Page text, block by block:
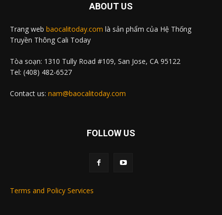
ABOUT US
Trang web baocalitoday.com là sản phẩm của Hệ Thống
Truyền Thông Cali Today
Tòa soạn: 1310 Tully Road #109, San Jose, CA 95122
Tel: (408) 482-6527
Contact us: nam@baocalitoday.com
FOLLOW US
Terms and Policy Services